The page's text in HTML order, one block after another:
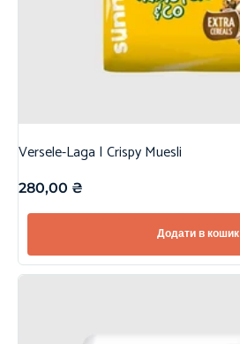
Versele-Laga | Crispy Muesli
280,00 ₴
Додати в кошик